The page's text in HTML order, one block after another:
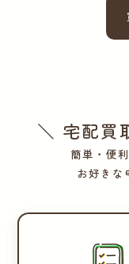
＼ 宅配買
簡単・便
お好きな